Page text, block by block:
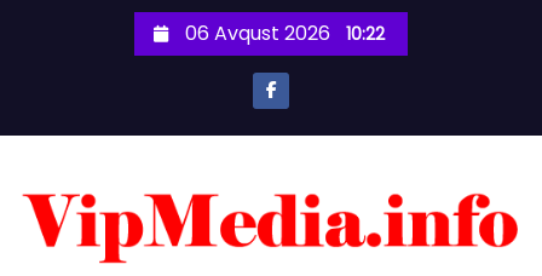
06 Avqust 2026 10:22